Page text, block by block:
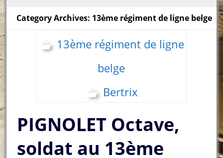
Category Archives: 13ème régiment de ligne belge
13ème régiment de ligne
belge
Bertrix
PIGNOLET Octave,
soldat au 13ème